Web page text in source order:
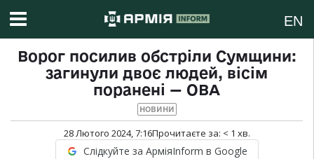
EN
Ворог посилив обстріли Сумщини:
загинули двоє людей, вісім
поранені — ОВА
НОВИНИ
28 Лютого 2024, 7:16Прочитаєте за: < 1 хв.
Слідкуйте за АрміяInform в Google